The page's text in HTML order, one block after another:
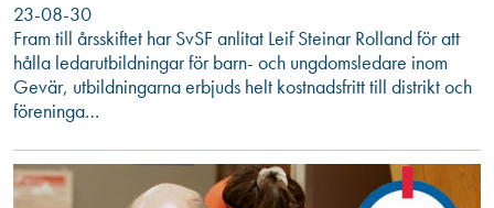
23-08-30
Fram till årsskiftet har SvSF anlitat Leif Steinar Rolland för att
hålla ledarutbildningar för barn- och ungdomsledare inom
Gevär, utbildningarna erbjuds helt kostnadsfritt till distrikt och
föreninga…